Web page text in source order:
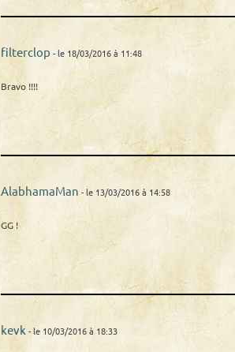
filterclop - le 18/03/2016 à 11:48
Bravo !!!!
AlabhamaMan - le 13/03/2016 à 14:58
GG !
kevk - le 10/03/2016 à 18:33